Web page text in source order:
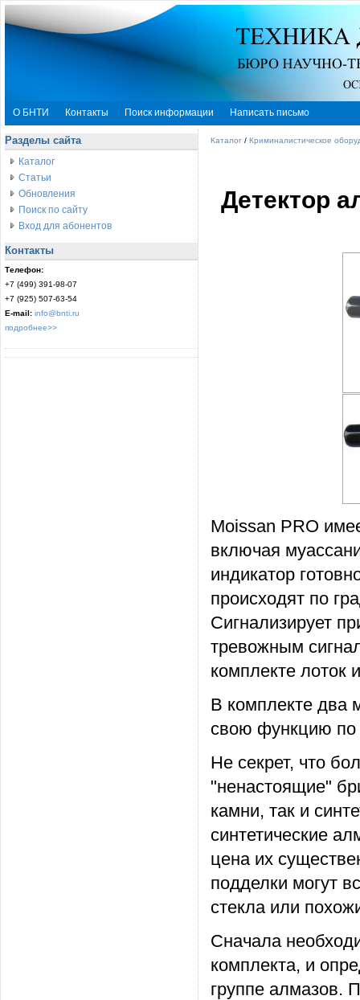
О БНТИ Контакты Поиск информации Написать письмо
Разделы сайта
Каталог
Статьи
Обновления
Поиск по сайту
Вход для абонентов
Контакты
Телефон:
+7 (499) 391-98-07
+7 (925) 507-63-54
E-mail: info@bnti.ru
подробнее>>
Каталог / Криминалистическое
Детектор
Moissan PRO
включая
индикатор
происходят по
Сигнализирует
тревожным
комплекте лоток
В комплекте два
свою функцию по
Не секрет, что
"ненастоящие"
камни, так и
синтетические
цена их
подделки могут
стекла или
Сначала
комплекта, и
группе алмазов.